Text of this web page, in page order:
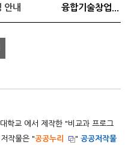
안내 융합기술창업...
학교 에서 제작한 "비교과 프로그
작물은 "공공누리 "공공저작물